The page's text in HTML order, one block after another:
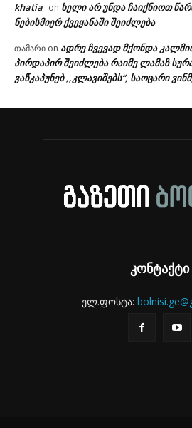
khatia on ხელი არ უნდა ჩაიქნიოთ
ნებისმიერ ქვეყანაში შეიძლება
თამარი on ადრე ჩვევად მქონდა
პირდაპირ შეიძლება რაიმე ლამაზ
ვაწკაპუნებ ,,კლავიშებს“, საოცარი
კონტაქტი
ელ.ფოსტა: